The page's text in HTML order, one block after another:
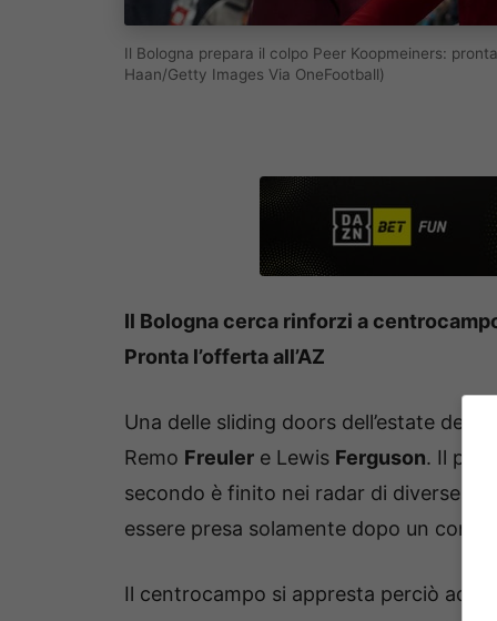
Il Bologna prepara il colpo Peer Koopmeiners:
Haan/Getty Images Via OneFootball)
Il Bologna cerca rinforzi a
Pronta l’offerta all’AZ
Una delle sliding doors dell’estate del
Remo Freuler e Lewis Ferguson. Il
secondo è finito nei radar di diverse
essere presa solamente dopo un
Il centrocampo si appresta perciò ad